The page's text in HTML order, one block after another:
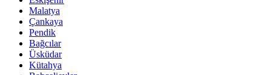
Malatya
Çankaya
Pendik
Bağcılar
Üsküdar
Kütahya